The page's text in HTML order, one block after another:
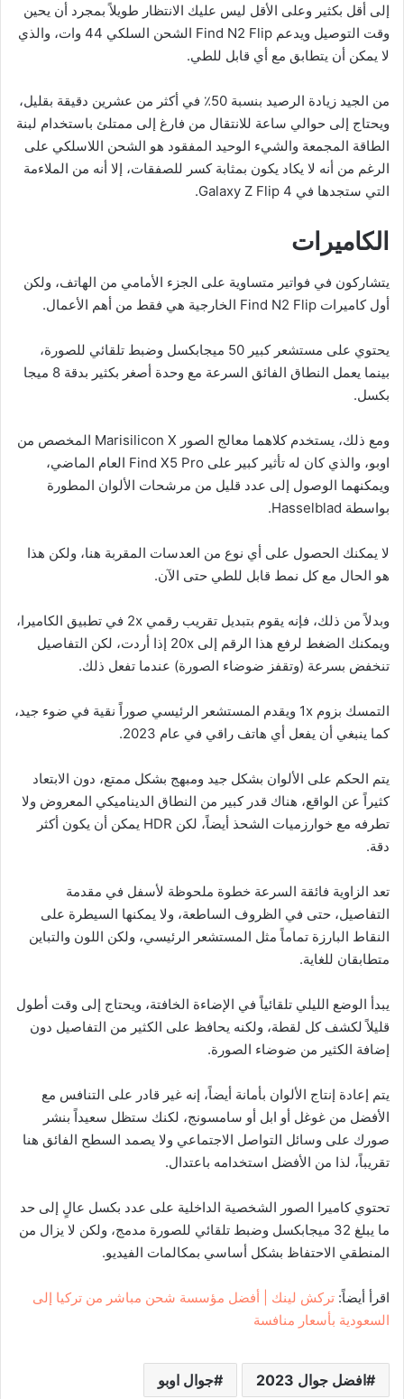
إلى أقل بكثير وعلى الأقل ليس عليك الانتظار طويلاً بمجرد أن يحين
وقت التوصيل ويدعم Find N2 Flip الشحن السلكي 44 وات، والذي
لا يمكن أن يتطابق مع أي قابل للطي.
من الجيد زيادة الرصيد بنسبة 50٪ في أكثر من عشرين دقيقة بقليل،
ويحتاج إلى حوالي ساعة للانتقال من فارغ إلى ممتلئ باستخدام لبنة
الطاقة المجمعة والشيء الوحيد المفقود هو الشحن اللاسلكي على
الرغم من أنه لا يكاد يكون بمثابة كسر للصفقات، إلا أنه من الملاءمة
التي ستجدها في Galaxy Z Flip 4.
الكاميرات
يتشاركون في فواتير متساوية على الجزء الأمامي من الهاتف، ولكن
أول كاميرات Find N2 Flip الخارجية هي فقط من أهم الأعمال.
يحتوي على مستشعر كبير 50 ​​ميجابكسل وضبط تلقائي للصورة،
بينما يعمل النطاق الفائق السرعة مع وحدة أصغر بكثير بدقة 8 ميجا
بكسل.
ومع ذلك، يستخدم كلاهما معالج الصور Marisilicon X المخصص من
اوبو، والذي كان له تأثير كبير على Find X5 Pro العام الماضي،
ويمكنهما الوصول إلى عدد قليل من مرشحات الألوان المطورة
بواسطة Hasselblad.
لا يمكنك الحصول على أي نوع من العدسات المقربة هنا، ولكن هذا
هو الحال مع كل نمط قابل للطي حتى الآن.
وبدلاً من ذلك، فإنه يقوم بتبديل تقريب رقمي 2x في تطبيق الكاميرا،
ويمكنك الضغط لرفع هذا الرقم إلى 20x إذا أردت، لكن التفاصيل
تنخفض بسرعة (وتقفز ضوضاء الصورة) عندما تفعل ذلك.
التمسك بزوم 1x ويقدم المستشعر الرئيسي صوراً نقية في ضوء جيد،
كما ينبغي أن يفعل أي هاتف راقي في عام 2023.
يتم الحكم على الألوان بشكل جيد ومبهج بشكل ممتع، دون الابتعاد
كثيراً عن الواقع، هناك قدر كبير من النطاق الديناميكي المعروض ولا
تطرفه مع خوارزميات الشحذ أيضاً، لكن HDR يمكن أن يكون أكثر
دقة.
تعد الزاوية فائقة السرعة خطوة ملحوظة لأسفل في مقدمة
التفاصيل، حتى في الظروف الساطعة، ولا يمكنها السيطرة على
النقاط البارزة تماماً مثل المستشعر الرئيسي، ولكن اللون والتباين
متطابقان للغاية.
يبدأ الوضع الليلي تلقائياً في الإضاءة الخافتة، ويحتاج إلى وقت أطول
قليلاً لكشف كل لقطة، ولكنه يحافظ على الكثير من التفاصيل دون
إضافة الكثير من ضوضاء الصورة.
يتم إعادة إنتاج الألوان بأمانة أيضاً، إنه غير قادر على التنافس مع
الأفضل من غوغل أو ابل أو سامسونج، لكنك ستظل سعيداً بنشر
صورك على وسائل التواصل الاجتماعي ولا يصمد السطح الفائق هنا
تقريباً، لذا من الأفضل استخدامه باعتدال.
تحتوي كاميرا الصور الشخصية الداخلية على عدد بكسل عالٍ إلى حد
ما يبلغ 32 ميجابكسل وضبط تلقائي للصورة مدمج، ولكن لا يزال من
المنطقي الاحتفاظ بشكل أساسي بمكالمات الفيديو.
اقرأ أيضاً: تركش لينك | أفضل مؤسسة شحن مباشر من تركيا إلى
السعودية بأسعار منافسة
افضل جوال 2023 جوال اوبو